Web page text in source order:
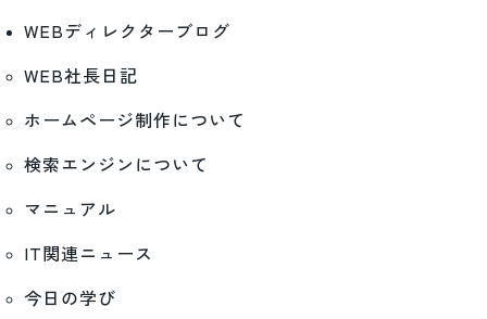
WEBディレクターブログ
WEB社長日記
ホームページ制作について
検索エンジンについて
マニュアル
IT関連ニュース
今日の学び